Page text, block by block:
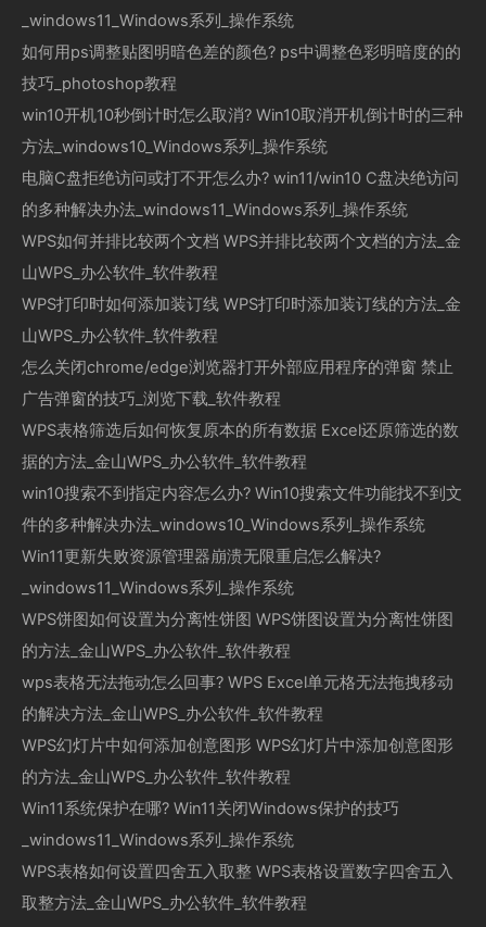
_windows11_Windows系列_操作系统
如何用ps调整贴图明暗色差的颜色? ps中调整色彩明暗度的的
技巧_photoshop教程
win10开机10秒倒计时怎么取消? Win10取消开机倒计时的三种
方法_windows10_Windows系列_操作系统
电脑C盘拒绝访问或打不开怎么办? win11/win10 C盘决绝访问
的多种解决办法_windows11_Windows系列_操作系统
WPS如何并排比较两个文档 WPS并排比较两个文档的方法_金
山WPS_办公软件_软件教程
WPS打印时如何添加装订线 WPS打印时添加装订线的方法_金
山WPS_办公软件_软件教程
怎么关闭chrome/edge浏览器打开外部应用程序的弹窗 禁止
广告弹窗的技巧_浏览下载_软件教程
WPS表格筛选后如何恢复原本的所有数据 Excel还原筛选的数
据的方法_金山WPS_办公软件_软件教程
win10搜索不到指定内容怎么办? Win10搜索文件功能找不到文
件的多种解决办法_windows10_Windows系列_操作系统
Win11更新失败资源管理器崩溃无限重启怎么解决?
_windows11_Windows系列_操作系统
WPS饼图如何设置为分离性饼图 WPS饼图设置为分离性饼图
的方法_金山WPS_办公软件_软件教程
wps表格无法拖动怎么回事? WPS Excel单元格无法拖拽移动
的解决方法_金山WPS_办公软件_软件教程
WPS幻灯片中如何添加创意图形 WPS幻灯片中添加创意图形
的方法_金山WPS_办公软件_软件教程
Win11系统保护在哪? Win11关闭Windows保护的技巧
_windows11_Windows系列_操作系统
WPS表格如何设置四舍五入取整 WPS表格设置数字四舍五入
取整方法_金山WPS_办公软件_软件教程